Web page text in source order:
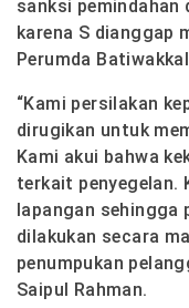
sanksi
karena S dianggap
Perumda
“Kami persilakan
dirugikan untuk
Kami akui bahwa
terkait penyegelan.
lapangan sehingga
dilakukan secara
penumpukan
Saipul Rahman.